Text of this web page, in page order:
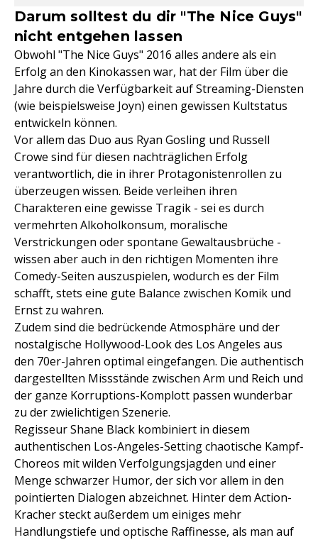
Darum solltest du dir "The Nice Guys"
nicht entgehen lassen
Obwohl "The Nice Guys" 2016 alles andere als ein
Erfolg an den Kinokassen war, hat der Film über die
Jahre durch die Verfügbarkeit auf Streaming-Diensten
(wie beispielsweise Joyn) einen gewissen Kultstatus
entwickeln können.
Vor allem das Duo aus Ryan Gosling und Russell
Crowe sind für diesen nachträglichen Erfolg
verantwortlich, die in ihrer Protagonistenrollen zu
überzeugen wissen. Beide verleihen ihren
Charakteren eine gewisse Tragik - sei es durch
vermehrten Alkoholkonsum, moralische
Verstrickungen oder spontane Gewaltausbrüche -
wissen aber auch in den richtigen Momenten ihre
Comedy-Seiten auszuspielen, wodurch es der Film
schafft, stets eine gute Balance zwischen Komik und
Ernst zu wahren.
Zudem sind die bedrückende Atmosphäre und der
nostalgische Hollywood-Look des Los Angeles aus
den 70er-Jahren optimal eingefangen. Die authentisch
dargestellten Missstände zwischen Arm und Reich und
der ganze Korruptions-Komplott passen wunderbar
zu der zwielichtigen Szenerie.
Regisseur Shane Black kombiniert in diesem
authentischen Los-Angeles-Setting chaotische Kampf-
Choreos mit wilden Verfolgungsjagden und einer
Menge schwarzer Humor, der sich vor allem in den
pointierten Dialogen abzeichnet. Hinter dem Action-
Kracher steckt außerdem um einiges mehr
Handlungstiefe und optische Raffinesse, als man auf